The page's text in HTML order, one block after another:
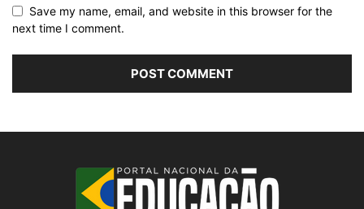
Save my name, email, and website in this browser for the
next time I comment.